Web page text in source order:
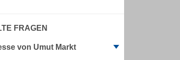
FRAGEN
von Umut Markt